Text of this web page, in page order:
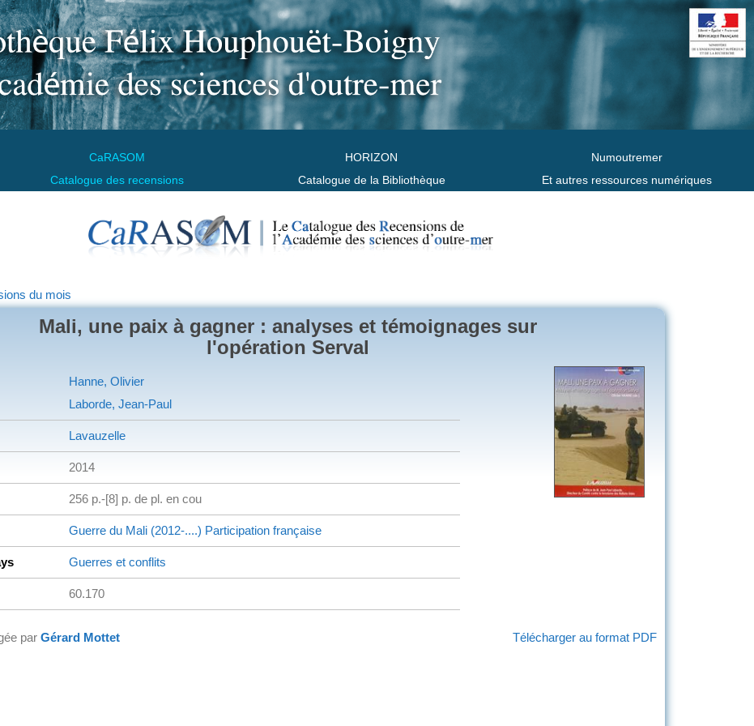
CaRASOM
Catalogue des recensions
HORIZON
Catalogue de la Bibliothèque
Numoutremer
Et autres ressources numériques
du mois
Mali, une paix à gagner : analyses et témoignages sur
l'opération Serval
Hanne, Olivier
Laborde, Jean-Paul
Lavauzelle
2014
256 p.-[8] p. de pl. en cou
Guerre du Mali (2012-....) Participation française
Guerres et conflits
60.170
Télécharger au format PDF
par Gérard Mottet